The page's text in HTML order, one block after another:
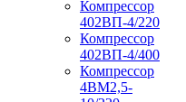
Компрессор
402ВП-4/220
Компрессор
402ВП-4/400
Компрессор
4ВМ2,5-